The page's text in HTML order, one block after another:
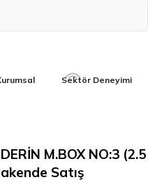
Sektör Deneyimi
M.BOX NO:3 (2.5
Satış